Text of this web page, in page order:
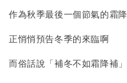
作為秋季最後一個節氣的霜降
正悄悄預告冬季的來臨啊
而俗話說「補冬不如霜降補」